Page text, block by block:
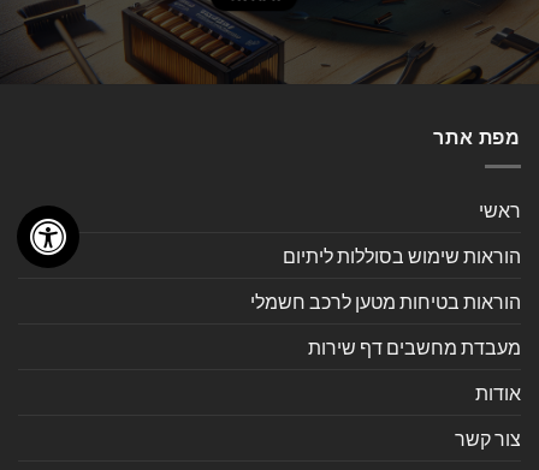
מפת אתר
ראשי
הוראות שימוש בסוללות ליתיום
הוראות בטיחות מטען לרכב חשמלי
מעבדת מחשבים דף שירות
אודות
צור קשר